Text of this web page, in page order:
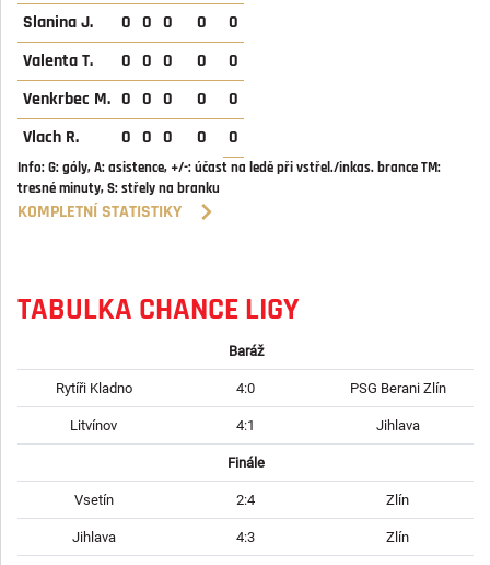
Slanina J.
0 0 0 0
0
Valenta T.
0 0 0 0
0
Venkrbec M. 0 0 0 0
0
Vlach R.
0 0 0 0 0
Info:G:góly,A:asistence, +/-:účast na ledě při vstřel./inkas. branceTM:
tresné minuty,S:střely na branku
KOMPLETNÍ STATISTIKY
TABULKA CHANCE LIGY
Baráž
Rytíři Kladno 4:0 PSG Berani Zlín
Litvínov 4:1 Jihlava
Finále
Vsetín 2:4 Zlín
Jihlava 4:3 Zlín